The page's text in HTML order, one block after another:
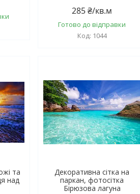
285 ₴/кв.м
Готово до відправки
1044
та
над
Декоративна сітка на
паркан, фотосітка
Бірюзова лагуна